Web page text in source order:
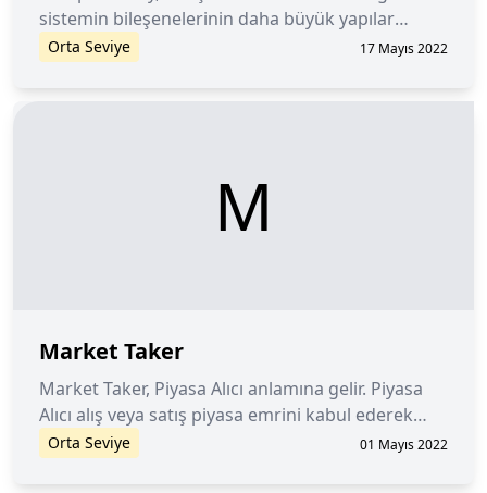
sistemin bileşenelerinin daha büyük yapılar
halinde yeniden birleştirilmes ve birinin çıktısının
Orta Seviye 17 Mayıs 2022
M
Market Taker
Market Taker, Piyasa Alıcı anlamına gelir. Piyasa
Alıcı alış veya satış piyasa emrini kabul ederek
tamamlar. Piyasa Alıcıları, likidite alıcıları olarak da
Orta Seviye 01 Mayıs 2022